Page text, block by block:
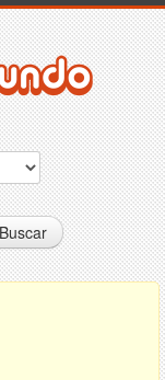
Buscar